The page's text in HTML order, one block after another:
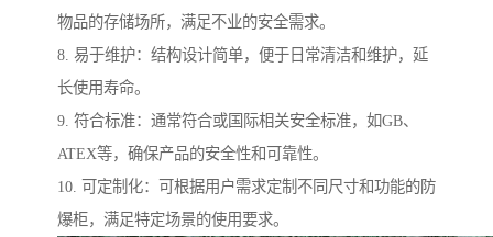
物品的存储场所，满足不业的安全需求。
8. 易于维护：结构设计简单，便于日常清洁和维护，延
长使用寿命。
9. 符合标准：通常符合或国际相关安全标准，如GB、
ATEX等，确保产品的安全性和可靠性。
10. 可定制化：可根据用户需求定制不同尺寸和功能的防
爆柜，满足特定场景的使用要求。